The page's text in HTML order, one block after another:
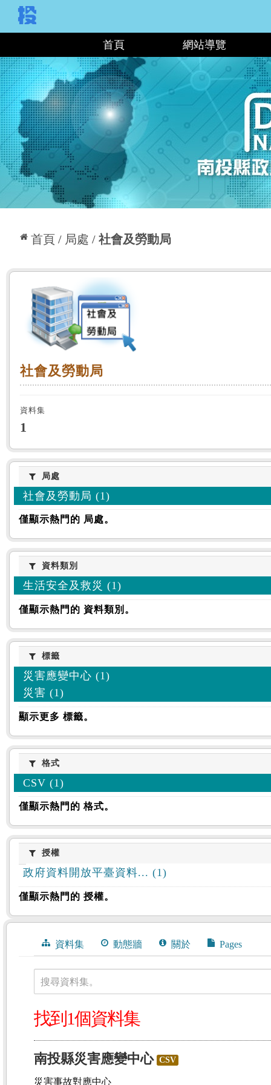
首頁 網站導覽
首頁 局處 社會及勞動局
::: 社會及勞動局
社會及勞動局
資料集
1
局處局處
社會及勞動局 (1)
僅顯示熱門的 局處。
資料類別
資料類別
生活安全及救災 (1)
僅顯示熱門的 資料類別。
標籤標籤
災害應變中心 (1)
災害 (1)
顯示更多 標籤。
格式格式
CSV (1)
僅顯示熱門的 格式。
授權授權
政府資料開放平臺資料... (1)
僅顯示熱門的 授權。
資料集 動態牆 關於 Pages
搜尋資料集。
找到1個資料集
南投縣災害應變中心 CSV
災害事故對應中心